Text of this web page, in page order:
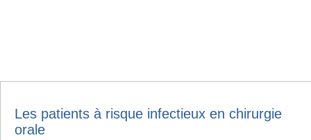
Les patients à risque infectieux en chirurgie
orale